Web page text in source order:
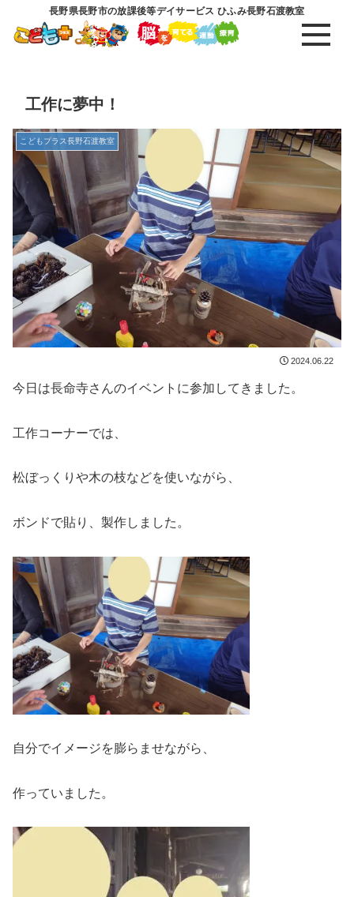
長野県長野市の放課後等デイサービス ひふみ長野石渡教室
工作に夢中！
こどもプラス長野石渡教室
2024.06.22
今日は長命寺さんのイベントに参加してきました。
工作コーナーでは、
松ぼっくりや木の枝などを使いながら、
ボンドで貼り、製作しました。
自分でイメージを膨らませながら、
作っていました。